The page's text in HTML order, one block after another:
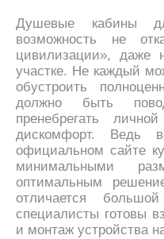
Душевые кабины
возможность не
цивилизации», даже
участке. Не каждый
обустроить
должно быть
пренебрегать
дискомфорт. Ведь
официальном сайте
минимальными
оптимальным
отличается
специалисты готовы
и монтаж устройства